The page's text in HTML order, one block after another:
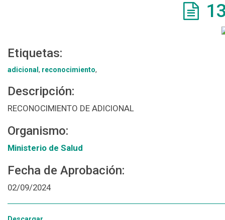
Etiquetas:
adicional , reconocimiento,
Descripción:
RECONOCIMIENTO DE ADICIONAL
Organismo:
Ministerio de Salud
Fecha de Aprobación:
02/09/2024